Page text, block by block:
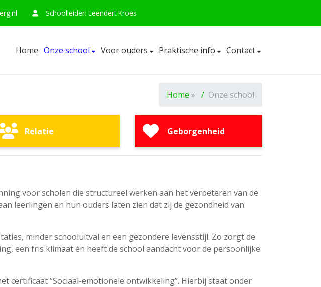
Schoolleider: Leendert Kroes
Home Onze school Voor ouders Praktische info Contact
Home » Onze school
Relatie Geborgenheid
voor scholen die structureel werken aan het verbeteren van de
leerlingen en hun ouders laten zien dat zij de gezondheid van
minder schooluitval en een gezondere levensstijl. Zo zorgt de
een fris klimaat én heeft de school aandacht voor de persoonlijke
certificaat “Sociaal-emotionele ontwikkeling”. Hierbij staat onder